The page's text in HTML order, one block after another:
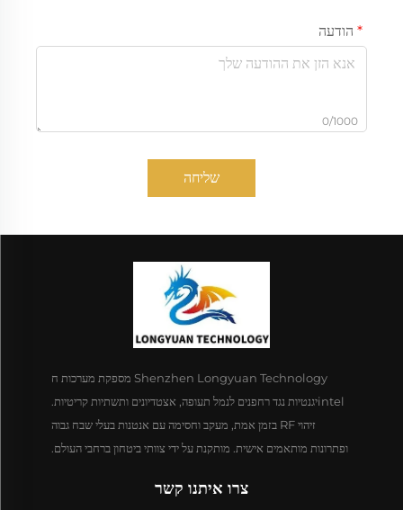
הודעה
0/1000
שליחה
Shenzhen Longyuan Technology מספקת מערכות ח
intelיגנטיות נגד רחפנים לנמל תעופה, אצטדיונים ותשתיות קריטיות.
זיהוי RF בזמן אמת, מעקב וחסימה עם אנטנות בעלי שבח גבוה
ופתרונות מותאמים אישית. מותקנת על ידי צוותי ביטחון ברחבי העולם.
צרו איתנו קשר